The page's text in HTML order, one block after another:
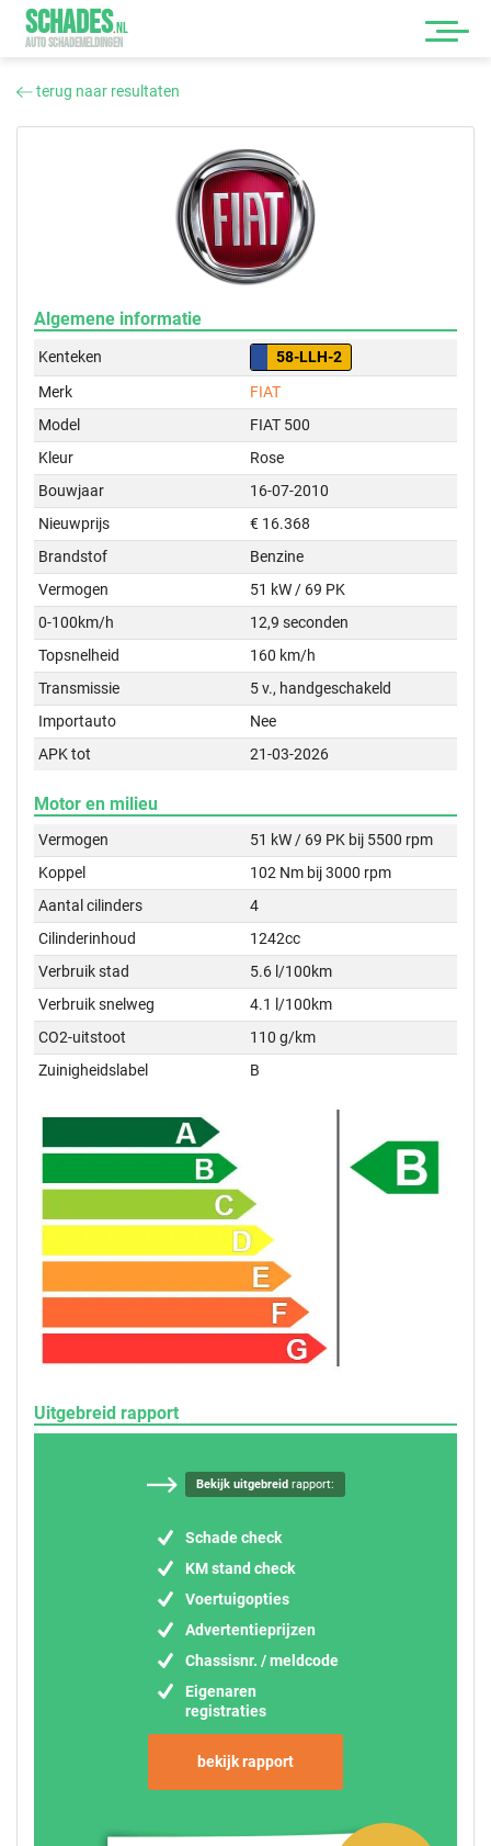
SCHADES.NL
AUTO SCHADEMELDINGEN
terug naar resultaten
Algemene informatie
Kenteken
58-LLH-2
Merk
FIAT
Model
FIAT 500
Kleur
Rose
Bouwjaar
16-07-2010
Nieuwprijs
€ 16.368
Brandstof
Benzine
Vermogen
51 kW / 69 PK
0-100km/h
12,9 seconden
Topsnelheid
160 km/h
Transmissie
5 v., handgeschakeld
Importauto
Nee
APK tot
21-03-2026
Motor en milieu
Vermogen
51 kW / 69 PK bij 5500 rpm
Koppel
102 Nm bij 3000 rpm
Aantal cilinders
4
Cilinderinhoud
1242cc
Verbruik stad
5.6 l/100km
Verbruik snelweg
4.1 l/100km
CO2-uitstoot
110 g/km
Zuinigheidslabel
B
Uitgebreid rapport
Bekijk uitgebreidrapport:
Schade check
KM stand check
Voertuigopties
Advertentieprijzen
Chassisnr. / meldcode
Eigenaren
registraties
bekijk rapport